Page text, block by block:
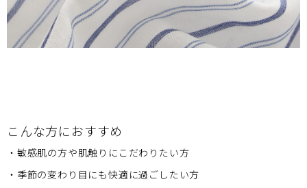
こんな方におすすめ
・敏感肌の方や肌触りにこだわりたい方
・季節の変わり目にも快適に過ごしたい方